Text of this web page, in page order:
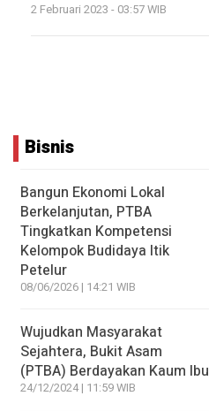
2 Februari 2023 - 03:57 WIB
Bisnis
Bangun Ekonomi Lokal
Berkelanjutan, PTBA
Tingkatkan Kompetensi
Kelompok Budidaya Itik
Petelur
08/06/2026 | 14:21 WIB
Wujudkan Masyarakat
Sejahtera, Bukit Asam
(PTBA) Berdayakan Kaum Ibu
24/12/2024 | 11:59 WIB